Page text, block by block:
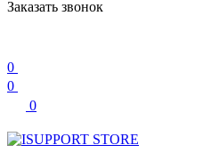
Заказать звонок
0
0
0